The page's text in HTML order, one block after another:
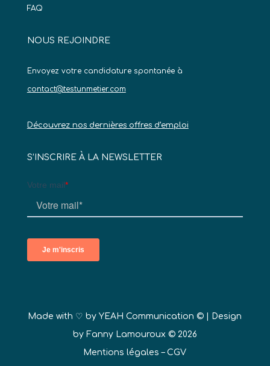
FAQ
NOUS REJOINDRE
Envoyez votre candidature spontanée à
contact@testunmetier.com
Découvrez nos dernières offres d’emploi
S’INSCRIRE À LA NEWSLETTER
Made with ♡ byYEAH Communication © | Design
by Fanny Lamouroux © 2026
Mentions légales –CGV